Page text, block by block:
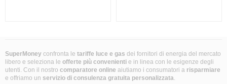
SuperMoney confronta le tariffe luce e gas dei fornitori di energia del mercato
libero e seleziona le offerte più convenienti e in linea con le esigenze degli
utenti. Con il nostro comparatore online aiutiamo i consumatori a risparmiare
e offriamo un servizio di consulenza gratuita personalizzata.